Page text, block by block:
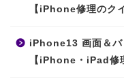
【iPhone修理のク
iPhone13 画面＆バ
【iPhone・iPad修